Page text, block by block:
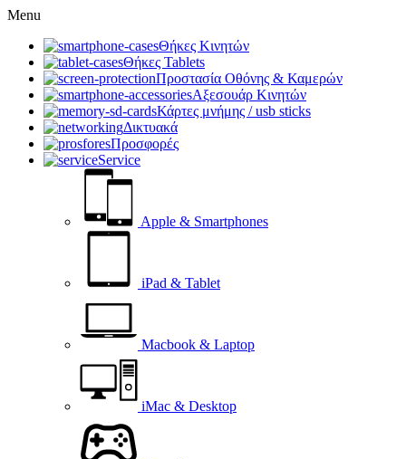
Menu
Θήκες Κινητών
Θήκες Tablets
Προστασία Οθόνης & Καμερών
Αξεσουάρ Κινητών
Κάρτες μνήμης / usb sticks
Δικτυακά
Προσφορές
Service
Apple & Smartphones
iPad & Tablet
Macbook & Laptop
iMac & Desktop